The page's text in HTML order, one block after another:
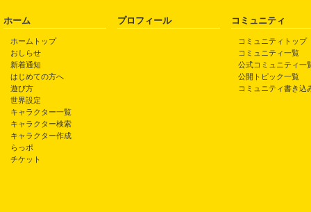
ホーム
ホームトップ
おしらせ
新着通知
はじめての方へ
遊び方
世界設定
キャラクター一覧
キャラクター検索
キャラクター作成
らっポ
チケット
プロフィール コミュニティ
コミュニティトップ
コミュニティ一覧
公式コミュニティ一
公開トピック一覧
コミュニティ書き込